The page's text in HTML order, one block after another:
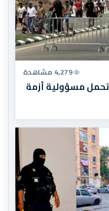
4,279 مشاهدة
مسؤولية أزمة